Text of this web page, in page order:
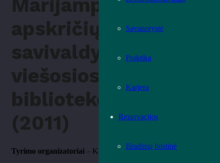
Savanorystė
Praktika
Karjera
Rezervacijos
Išradimų būstinė
Marijampolės
apskričių
savivaldybių
viešosiose
bibliotekose
(2011)
Tyrimo organizatoriai – Kauno apskrities viešoji biblioteka.